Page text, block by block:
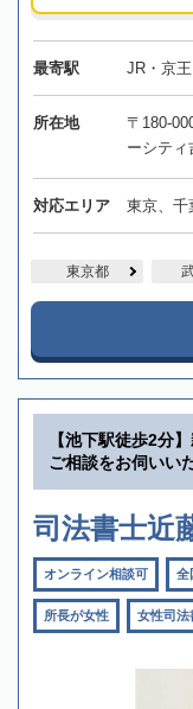
最寄駅 JR・京
所在地
〒180-
ーシティ
対応エリア 東京、千
東京都
【池下駅徒歩2分
ご相談をお伺いい
司法書士近
オンライン相談可 全
所長が女性 女性司法